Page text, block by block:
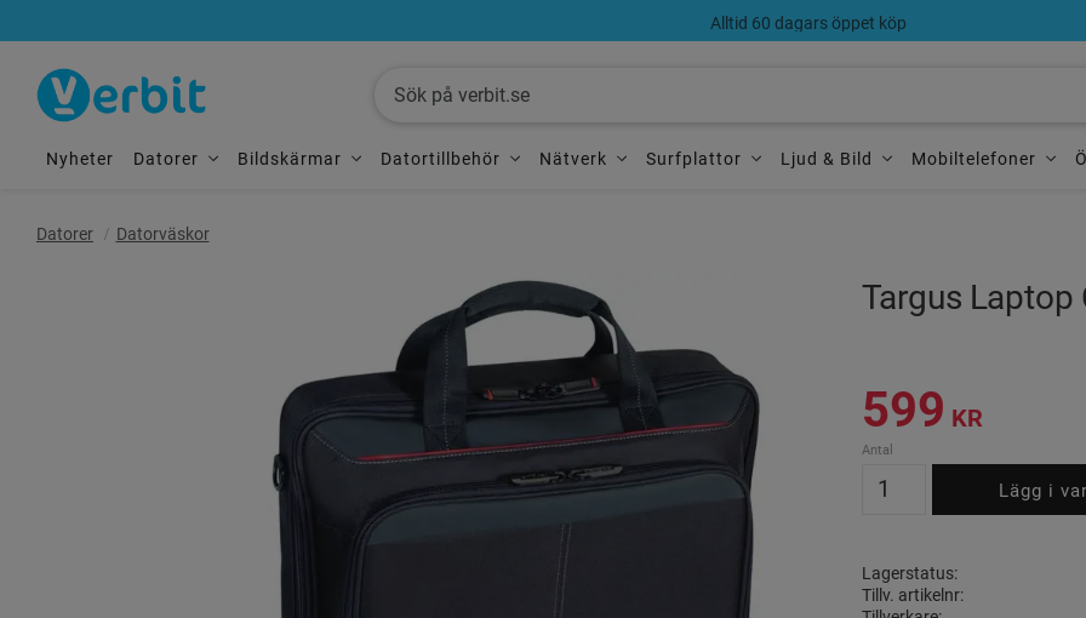
Alltid 60 dagars öppet köp
Nyheter Datorer Bildskärmar Datortillbehör Nätverk Surfplattor Ljud & Bild Mobiltelefoner
Datorer Datorväskor
Targus Laptop
599 KR
Antal
Lagerstatus
Tillv. artikelnr